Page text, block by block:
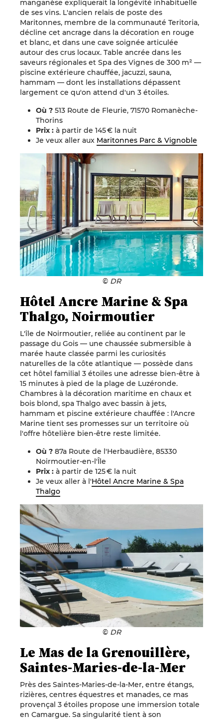
manganèse expliquerait la longévité inhabituelle
de ses vins. L'ancien relais de poste des
Maritonnes, membre de la communauté Teritoria,
décline cet ancrage dans la décoration en rouge
et blanc, et dans une cave soignée articulée
autour des crus locaux. Table ancrée dans les
saveurs régionales et Spa des Vignes de 300 m² —
piscine extérieure chauffée, jacuzzi, sauna,
hammam — dont les installations dépassent
largement ce qu'on attend d'un 3 étoiles.
Où ? 513 Route de Fleurie, 71570 Romanèche-
Thorins
Prix : à partir de 145 € la nuit
Je veux aller aux Maritonnes Parc & Vignoble
© DR
Hôtel Ancre Marine & Spa
Thalgo, Noirmoutier
L'île de Noirmoutier, reliée au continent par le
passage du Gois — une chaussée submersible à
marée haute classée parmi les curiosités
naturelles de la côte atlantique — possède dans
cet hôtel familial 3 étoiles une adresse bien-être à
15 minutes à pied de la plage de Luzéronde.
Chambres à la décoration maritime en chaux et
bois blond, spa Thalgo avec bassin à jets,
hammam et piscine extérieure chauffée : l'Ancre
Marine tient ses promesses sur un territoire où
l'offre hôtelière bien-être reste limitée.
Où ? 87a Route de l'Herbaudière, 85330
Noirmoutier-en-l'Île
Prix : à partir de 125 € la nuit
Je veux aller à l'Hôtel Ancre Marine & Spa
Thalgo
© DR
Le Mas de la Grenouillère,
Saintes-Maries-de-la-Mer
Près des Saintes-Maries-de-la-Mer, entre étangs,
rizières, centres équestres et manades, ce mas
provençal 3 étoiles propose une immersion totale
en Camargue. Sa singularité tient à son